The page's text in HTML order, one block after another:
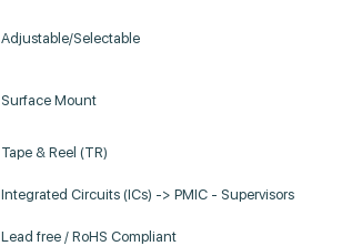
Adjustable/Selectable
Surface Mount
Tape & Reel (TR)
Integrated Circuits (ICs) -> PMIC - Supervisors
Lead free / RoHS Compliant